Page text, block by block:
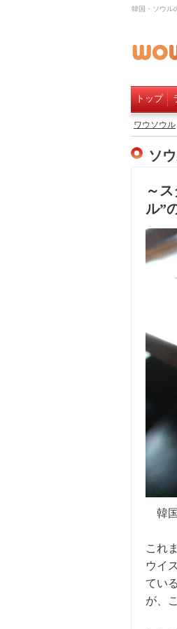
韓国・ソウル
トップ
ワウソウル
ソ
～
ル”
韓国
これ
ウイ
てい
が、